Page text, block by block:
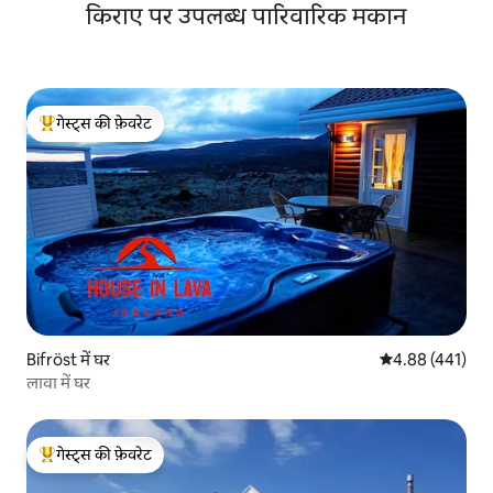
किराए पर उपलब्ध पारिवारिक मकान
गेस्ट्स का टॉप फ़ेवरेट
गेस्ट्स की फ़ेवरेट
Bifröst में घर औसत रेटिंग 5 में से
4.88 (441)
लावा में घर
गेस्ट्स का टॉप फ़ेवरेट
गेस्ट्स की फ़ेवरेट